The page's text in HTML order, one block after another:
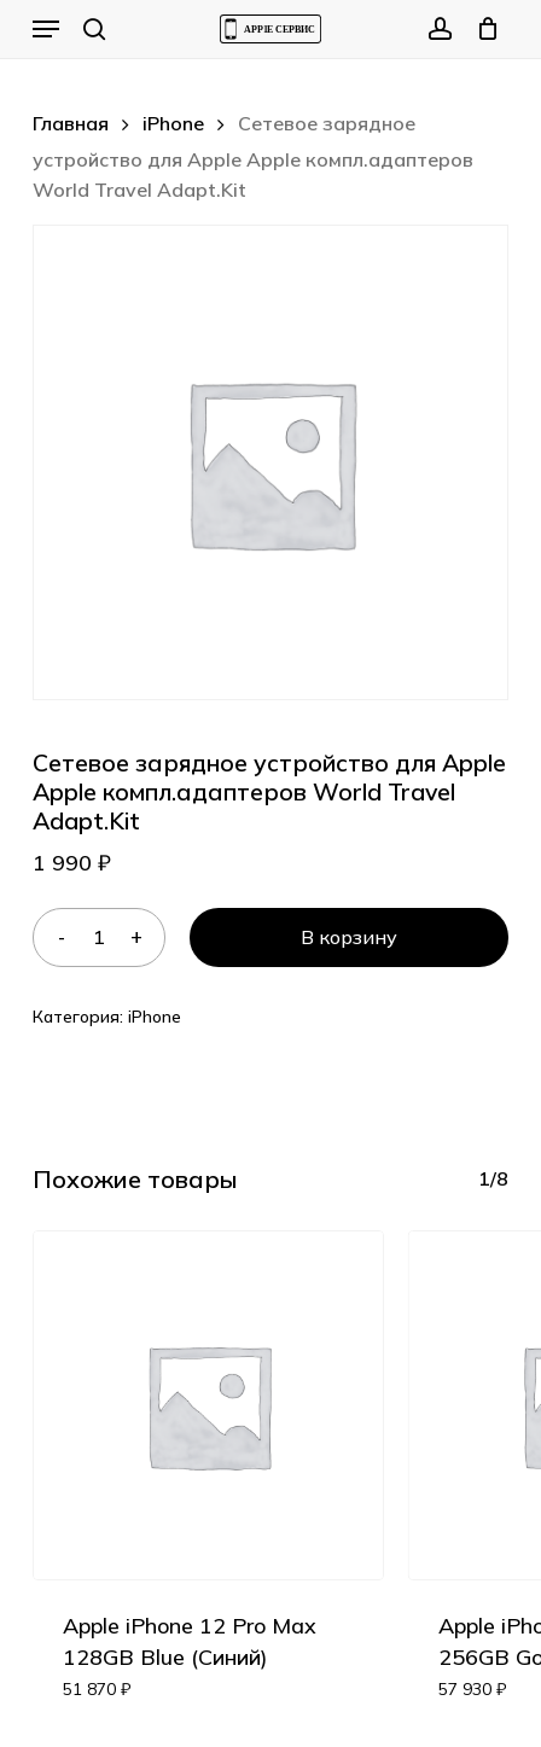
Menu
Корзина пуста.
Главная iPhone
Сетевое зарядное
устройство для Apple Apple компл.адаптеров
World Travel Adapt.Kit
Сетевое зарядное устройство для Apple
Apple компл.адаптеров World Travel
Adapt.Kit
1 990 ₽
В корзину
Категория: iPhone
Похожие товары 1/8
Apple iPhone 12 Pro Max
128GB Blue (Синий)
51 870 ₽
Apple
256GB
57 930 ₽